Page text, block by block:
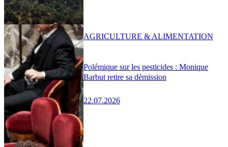
Polémique sur les pesticides : Monique
Barbut retire sa démission
22.07.2026
AGRICULTURE & ALIMENTATION